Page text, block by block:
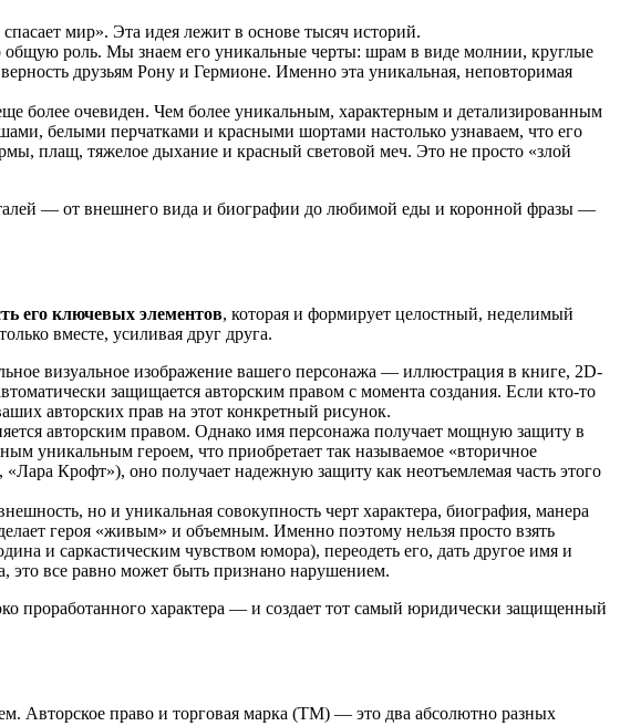
мир». Эта идея лежит в основе тысяч историй.
роль. Мы знаем его уникальные черты: шрам в виде молнии, круглые
друзьям Рону и Гермионе. Именно эта уникальная, неповторимая
более очевиден. Чем более уникальным, характерным и детализированным
белыми перчатками и красными шортами настолько узнаваем, что его
плащ, тяжелое дыхание и красный световой меч. Это не просто «злой
— от внешнего вида и биографии до любимой еды и коронной фразы —
его ключевых элементов, которая и формирует целостный, неделимый
вместе, усиливая друг друга.
визуальное изображение вашего персонажа — иллюстрация в книге, 2D-
защищается авторским правом с момента создания. Если кто-то
авторских прав на этот конкретный рисунок.
авторским правом. Однако имя персонажа получает мощную защиту в
уникальным героем, что приобретает так называемое «вторичное
Крофт»), оно получает надежную защиту как неотъемлемая часть этого
но и уникальная совокупность черт характера, биография, манера
героя «живым» и объемным. Именно поэтому нельзя просто взять
и саркастическим чувством юмора), переодеть его, дать другое имя и
это все равно может быть признано нарушением.
проработанного характера — и создает тот самый юридически защищенный
Авторское право и торговая марка (ТМ) — это два абсолютно разных